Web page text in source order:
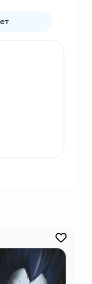
А вот